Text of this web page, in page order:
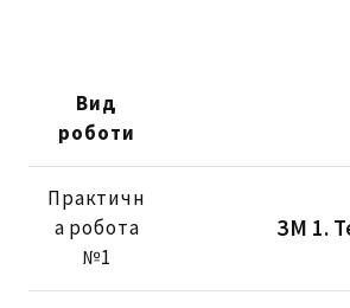
Вид
роботи
ЗМ 1.
Практичн
а робота
№1